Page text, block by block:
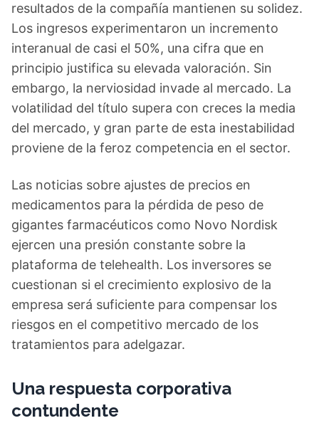
resultados de la compañía mantienen su solidez.
Los ingresos experimentaron un incremento
interanual de casi el 50%, una cifra que en
principio justifica su elevada valoración. Sin
embargo, la nerviosidad invade al mercado. La
volatilidad del título supera con creces la media
del mercado, y gran parte de esta inestabilidad
proviene de la feroz competencia en el sector.
Las noticias sobre ajustes de precios en
medicamentos para la pérdida de peso de
gigantes farmacéuticos como Novo Nordisk
ejercen una presión constante sobre la
plataforma de telehealth. Los inversores se
cuestionan si el crecimiento explosivo de la
empresa será suficiente para compensar los
riesgos en el competitivo mercado de los
tratamientos para adelgazar.
Una respuesta corporativa
contundente